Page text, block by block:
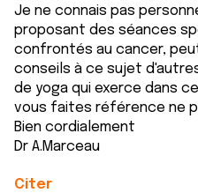
Je ne connais pas
proposant des séances
confrontés au cancer,
conseils à ce sujet
de yoga qui exerce dans
vous faites référence ne
Bien cordialement
Dr A.Marceau
Citer